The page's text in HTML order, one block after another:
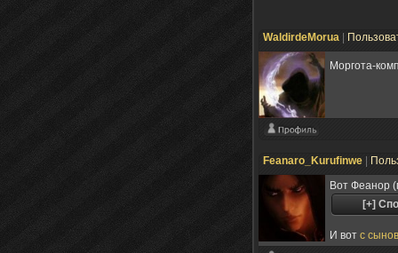
WaldirdeMorua
Моргота-
Feanaro_Kurufinwe
Вот Феанор
И вот с